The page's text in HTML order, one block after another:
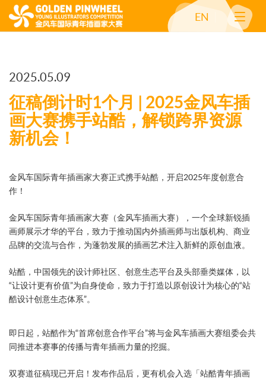
EN
2025.05.09
征稿倒计时1个月 | 2025金风车插
画大赛携手站酷，解锁跨界资源
新机会！
金风车国际青年插画家大赛正式携手站酷，开启2025年度创意合
作！
金风车国际青年插画家大赛（金风车插画大赛），一个全球新锐插
画师展示才华的平台，致力于推动国内外插画师与出版机构、商业
品牌的交流与合作，为蓬勃发展的插画艺术注入新鲜的原创血液。
站酷，中国领先的设计师社区、创意生态平台及头部垂类媒体，以
“让设计更有价值”为自身使命，致力于打造以原创设计为核心的“站
酷设计创意生态体系”。
即日起，站酷作为“首席创意合作平台”将与金风车插画大赛组委会共
同推进本赛事的传播与青年插画力量的挖掘。
双赛道征稿现已开启！发布作品后，更有机会入选「站酷青年插画